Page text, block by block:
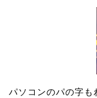
パソコンのパの字も